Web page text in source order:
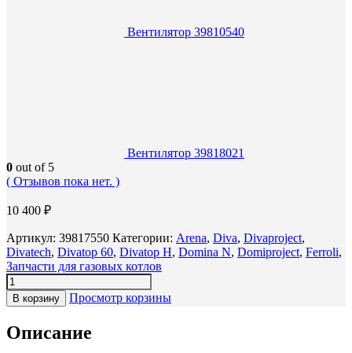
Вентилятор 39810540
Вентилятор 39818021
0 out of 5
( Отзывов пока нет. )
10 400 ₽
Артикул: 39817550 Категории: Arena, Diva, Divaproject,
Divatech, Divatop 60, Divatop H, Domina N, Domiproject, Ferroli,
Запчасти для газовых котлов
В корзину Просмотр корзины
Описание